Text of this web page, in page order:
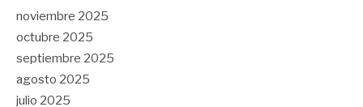
noviembre 2025
octubre 2025
septiembre 2025
agosto 2025
julio 2025